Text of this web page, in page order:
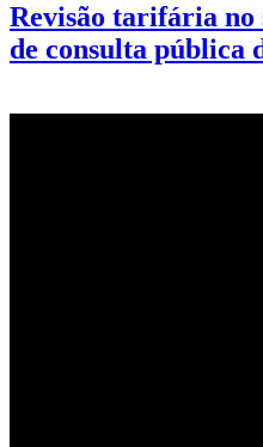
Revisão tarifária no
de consulta pública